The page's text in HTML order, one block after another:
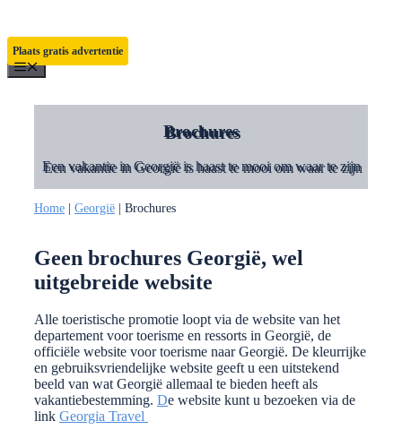
de
inhoud
Plaats gratis advertentie
Menu
Brochures
Een vakantie in Georgië is haast te mooi om waar te zijn
Home | Georgië | Brochures
Geen brochures Georgië, wel
uitgebreide website
Alle toeristische promotie loopt via de website van het
departement voor toerisme en ressorts in Georgië, de
officiële website voor toerisme naar Georgië. De kleurrijke
en gebruiksvriendelijke website geeft u een uitstekend
beeld van wat Georgië allemaal te bieden heeft als
vakantiebestemming. De website kunt u bezoeken via de
link Georgia Travel